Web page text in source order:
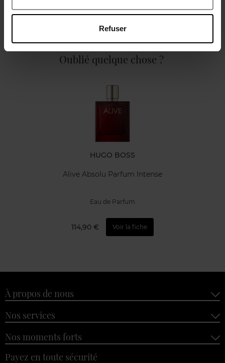
Refuser
Avis client Politique relative aux avis des clients
Oublié quelque chose ?
HUGO BOSS
Alive Absolu Parfum Intense
Eau de Parfum
114,90 € Voir la fiche
À propos de nous
Nos services
Nos moments forts
Payez en toute sécurité